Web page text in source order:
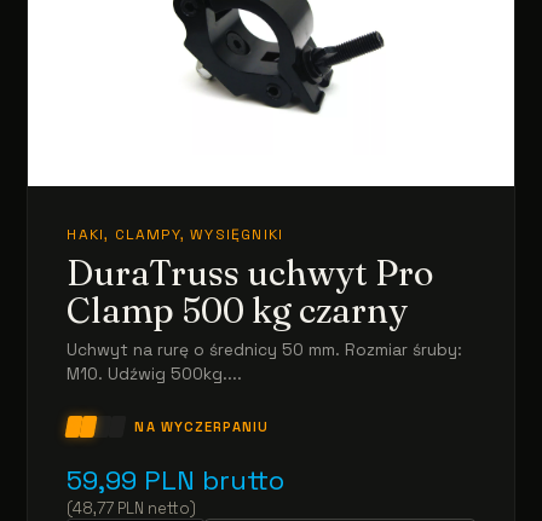
HAKI, CLAMPY, WYSIĘGNIKI
DuraTruss uchwyt Pro
Clamp 500 kg czarny
Uchwyt na rurę o średnicy 50 mm. Rozmiar śruby:
M10. Udźwig 500kg....
NA WYCZERPANIU
59,99 PLN brutto
(48,77 PLN netto)